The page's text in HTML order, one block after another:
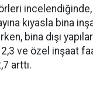
kıyasla bina
bina dışı
ve özel inşaat
arttı.